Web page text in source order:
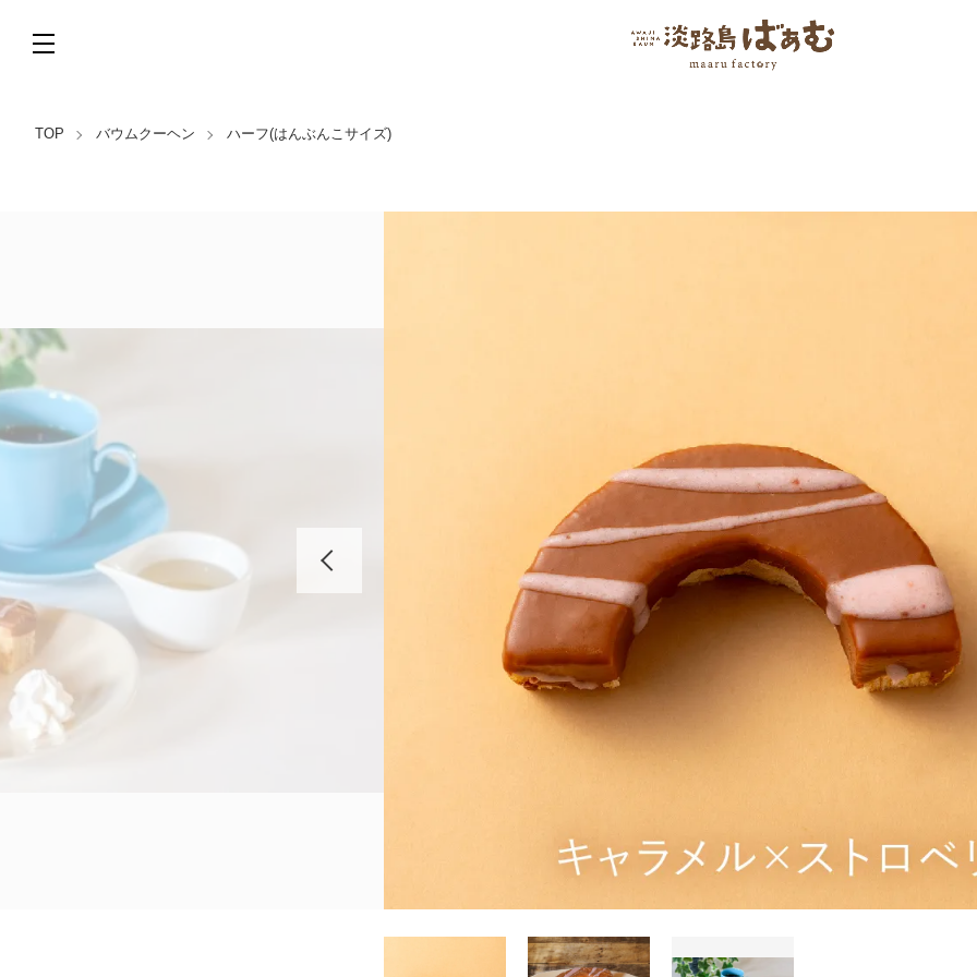
TOP バウムクーヘン ハーフ(はんぶんこサイズ)